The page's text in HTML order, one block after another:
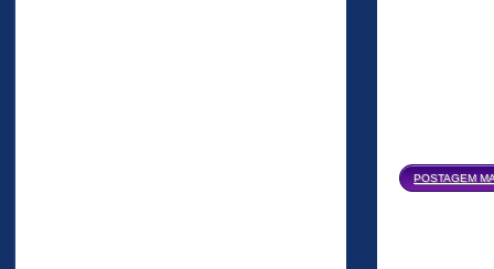
POSTAGEM